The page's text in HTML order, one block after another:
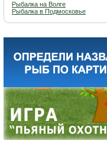
Рыбалка на Волге
Рыбалка в Подмосковье